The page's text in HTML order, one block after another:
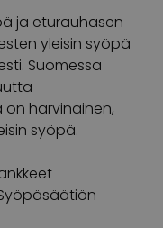
ja eturauhasen
yleisin syöpä
Suomessa
harvinainen,
syöpä.